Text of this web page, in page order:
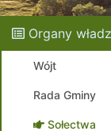
Organy
Wójt
Rada Gminy
Sołectwa